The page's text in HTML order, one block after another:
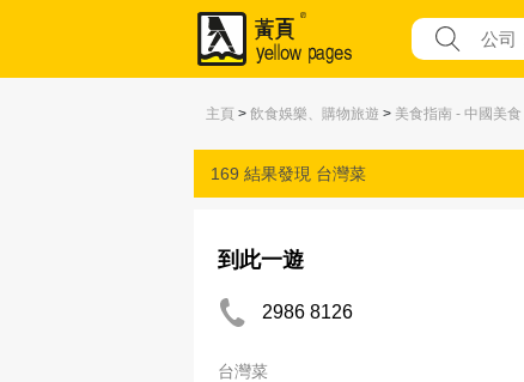
主頁 > 飲食娛樂、購物旅遊 > 美食指南 - 中國美食
169 結果發現 台灣菜
到此一遊
2986 8126
台灣菜